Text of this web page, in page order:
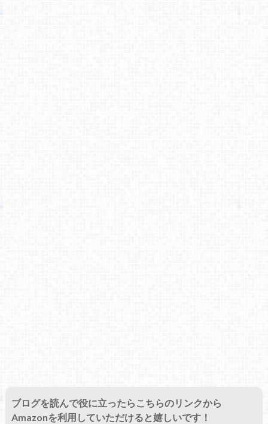
ブログを読んで役に立ったらこちらのリンクから
Amazonを利用していただけると嬉しいです！